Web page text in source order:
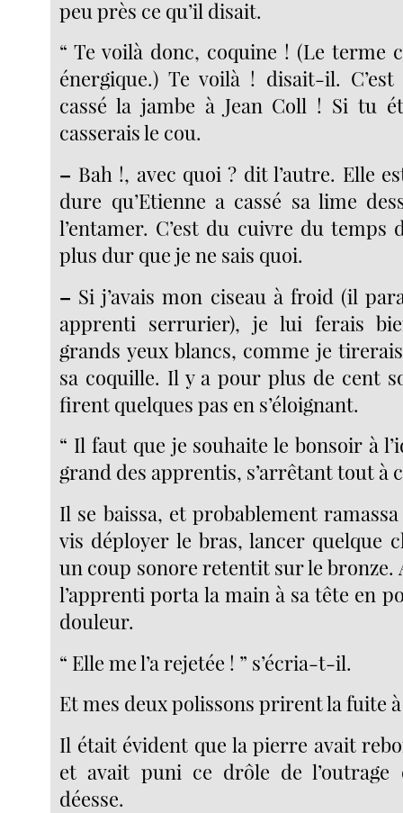
peu près ce qu’il disait.
“ Te voilà donc, coquine ! (Le terme
énergique.) Te voilà ! disait-il.
cassé la jambe à Jean Coll ! Si tu
casserais le cou.
– Bah !, avec quoi ? dit l’autre. Elle
dure qu’Etienne a cassé sa lime
l’entamer. C’est du cuivre du temps
plus dur que je ne sais quoi.
– Si j’avais mon ciseau à froid (il
apprenti serrurier), je lui ferais
grands yeux blancs, comme je
sa coquille. Il y a pour plus de cent
firent quelques pas en s’éloignant.
“ Il faut que je souhaite le bonsoir à
grand des apprentis, s’arrêtant tout à
Il se baissa, et probablement
vis déployer le bras, lancer quelque
un coup sonore retentit sur le bronze.
l’apprenti porta la main à sa tête en
douleur.
“ Elle me l’a rejetée ! ” s’écria-t-il.
Et mes deux polissons prirent la fuite
Il était évident que la pierre avait
et avait puni ce drôle de l’outrage
déesse.